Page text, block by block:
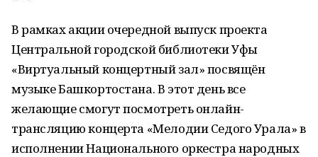
В рамках акции очередной выпуск проекта
Центральной городской библиотеки Уфы
«Виртуальный концертный зал» посвящён
музыке Башкортостана. В этот день все
желающие смогут посмотреть онлайн-
трансляцию концерта «Мелодии Седого Урала» в
исполнении Национального оркестра народных